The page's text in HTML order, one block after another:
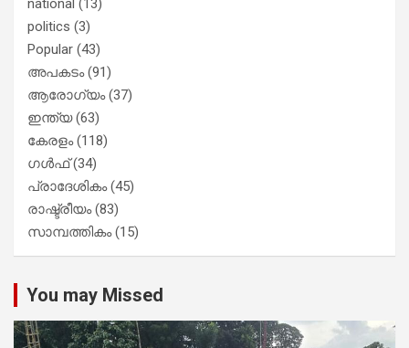
national (13)
politics (3)
Popular (43)
അപകടം(91)
ആരോഗ്യം(37)
ഇന്ത്യ(63)
കേരളം(118)
ഗൾഫ്(34)
പ്രാദേശികം(45)
രാഷ്ട്രീയം(83)
സാമ്പത്തികം(15)
You may Missed